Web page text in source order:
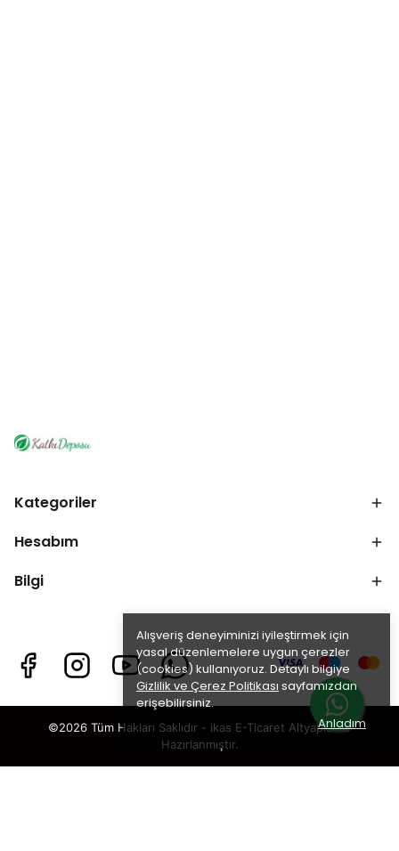
Alışveriş deneyiminizi iyileştirmek için
yasal düzenlemelere uygun çerezler
(cookies) kullanıyoruz. Detaylı bilgiye
Gizlilik ve Çerez Politikası sayfamızdan
erişebilirsiniz.
Anladım
Kategoriler
Hesabım
Bilgi
©2026 Tüm Hakları Saklıdır - ikas E-Ticaret Altyapısı ile
Hazırlanmıştır.